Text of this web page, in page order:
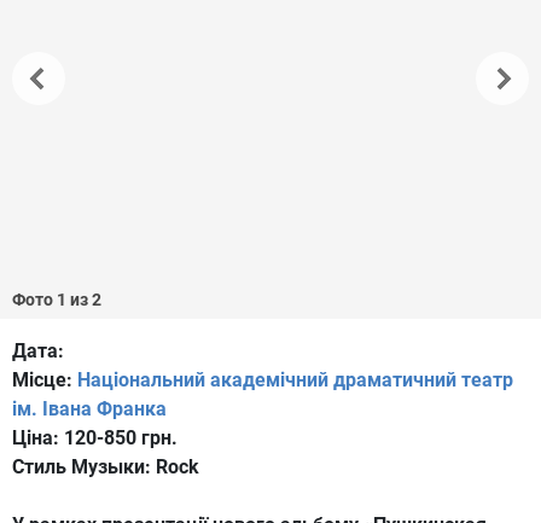
Фото 1 из 2
Дата:
Місце: Національний академічний драматичний театр
ім. Івана Франка
Ціна: 120-850 грн.
Стиль Музыки: Rock